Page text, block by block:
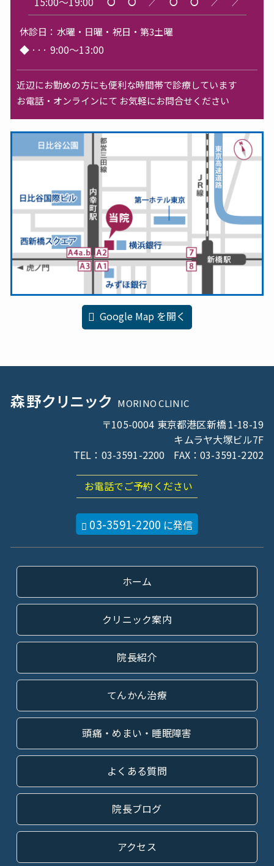
休診日： 水曜・日曜・祝日・第3土曜
◆ ··· 9:00～13:00
近辺にお勤めの方にも便利な時間帯で診療しています
お電話・オンラインにて お気軽にお問合せください
Google Map を開く
森野クリニック MORINO CLINIC
〒105-0004 東京都港区新橋1-18-19
キムラヤ大塚ビル7F
TEL：03-3591-2200
FAX：03-3591-2202
お電話でご予約ください
03-3591-2200 に発信
ホーム
クリニック案内
院長紹介
てんかん治療
頭痛・めまい・睡眠障害
よくある質問
院長ブログ
アクセス